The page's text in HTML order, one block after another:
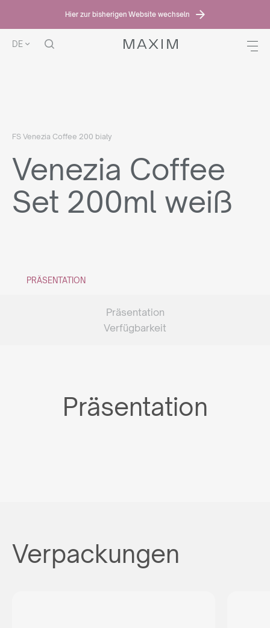
Hier zur bisherigen Website wechseln
DE
FS Venezia Coffee 200 biały
Venezia Coffee
Set 200ml weiß
PRÄSENTATION
Präsentation
Verfügbarkeit
Präsentation
Verpackungen